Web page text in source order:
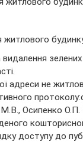
житлового
адреси не
Осипенко О.П.
доступу до